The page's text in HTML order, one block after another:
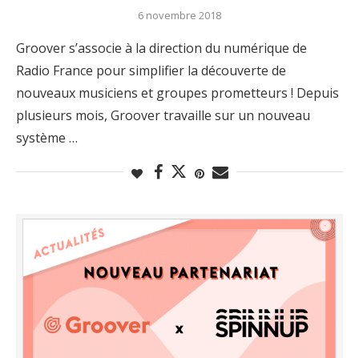
6 novembre 2018
Groover s’associe à la direction du numérique de
Radio France pour simplifier la découverte de
nouveaux musiciens et groupes prometteurs ! Depuis
plusieurs mois, Groover travaille sur un nouveau
système …